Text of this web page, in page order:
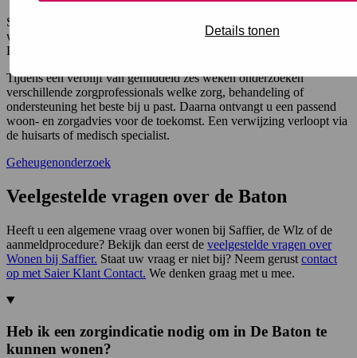
Details tonen
Soms is uitgebreider onderzoek nodig om duidelijk te krijgen
waardoor problemen met het geheugen of het denken ontstaan. De
Baton heeft hiervoor een cognitieve screeningsafdeling.
Tijdens een verblijf van gemiddeld zes weken onderzoeken
verschillende zorgprofessionals welke zorg, behandeling of
ondersteuning het beste bij u past. Daarna ontvangt u een passend
woon- en zorgadvies voor de toekomst. Een verwijzing verloopt via
de huisarts of medisch specialist.
Geheugenonderzoek
Veelgestelde vragen over de Baton
Heeft u een algemene vraag over wonen bij Saffier, de Wlz of de
aanmeldprocedure? Bekijk dan eerst de veelgestelde vragen over
Wonen bij Saffier. Staat uw vraag er niet bij? Neem gerust contact
op met Saier Klant Contact. We denken graag met u mee.
Heb ik een zorgindicatie nodig om in De Baton te
kunnen wonen?